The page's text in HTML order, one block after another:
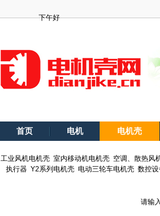
下午好
首页 电机 电机壳
工业风机电机壳 室内移动机电机壳 空调、散热风
执行器 Y2系列电机壳 电动三轮车电机壳 数控
请输